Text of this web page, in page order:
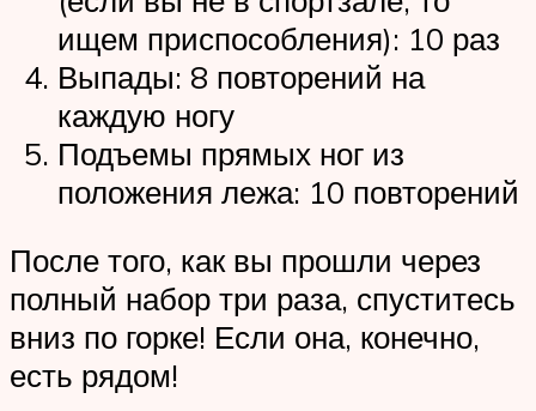
ищем приспособления): 10 раз
Выпады: 8 повторений на
каждую ногу
Подъемы прямых ног из
положения лежа: 10 повторений
После того, как вы прошли через
полный набор три раза, спуститесь
вниз по горке! Если она, конечно,
есть рядом!